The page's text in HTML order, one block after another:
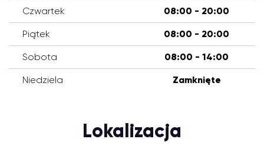
Czwartek 08:00 - 20:00
Piątek 08:00 - 20:00
Sobota 08:00 - 14:00
Niedziela Zamknięte
Lokalizacja